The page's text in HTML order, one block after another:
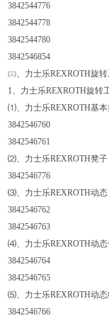
3842544776
3842544778
3842544780
3842546854
㈢、力士乐REXROTH旋
1、力士乐REXROTH旋转
⑴、力士乐REXROTH基
3842546760
3842546761
⑵、力士乐REXROTH凳子
3842546776
⑶、力士乐REXROTH动态
3842546762
3842546763
⑷、力士乐REXROTH动
3842546764
3842546765
⑸、力士乐REXROTH动
3842546766